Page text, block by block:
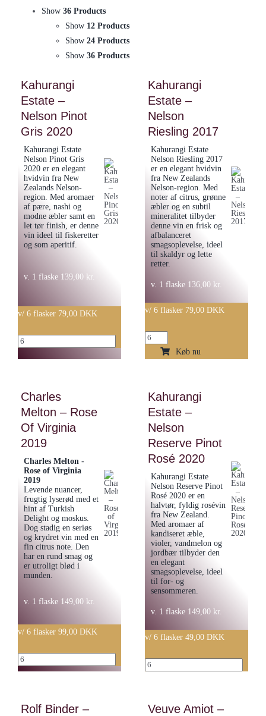
Show 36 Products
Show 12 Products
Show 24 Products
Show 36 Products
Kahurangi
Estate –
Nelson Pinot
Gris 2020
Kahurangi Estate
Nelson Pinot Gris
2020 er en elegant
hvidvin fra New
Zealands Nelson-
region. Med aromaer
af pære, nashi og
modne æbler samt en
let tør finish, er denne
vin ideel til fiskeretter
og som aperitif.
v. 1 flaske 139,00 kr.
v/ 6 flasker 79,00 DKK
Kahurangi
Pinot
Gris
2020
antal
Kahurangi
Estate –
Nelson
Riesling 2017
Kahurangi Estate
Nelson Riesling 2017
er en elegant hvidvin
fra New Zealands
Nelson-region. Med
noter af citrus, grønne
æbler og en subtil
mineralitet tilbyder
denne vin en frisk og
afbalanceret
smagsoplevelse, ideel
til skaldyr og lette
retter.
v. 1 flaske 136,00 kr.
v/ 6 flasker 79,00 DKK
Kahurangi
Estate
Riesling
2017
antal
Køb nu
Charles
Melton – Rose
Of Virginia
2019
Charles Melton -
Rose of Virginia
2019
Levende nuancer,
frugtig lyserød med et
hint af Turkish
Delight og moskus.
Dog stadig en seriøs
og krydret vin med en
fin citrus note. Den
har en rund smag og
er utroligt blød i
munden.
v. 1 flaske 149,00 kr.
v/ 6 flasker 99,00 DKK
Charles
Melton
Rose
Kahurangi
Estate –
Nelson
Reserve Pinot
Rosé 2020
Kahurangi Estate
Nelson Reserve Pinot
Rosé 2020 er en
halvtør, fyldig rosévin
fra New Zealand.
Med aromaer af
kandiseret æble,
violer, vandmelon og
jordbær tilbyder den
en elegant
smagsoplevelse, ideel
til for- og
sensommeren.
v. 1 flaske 149,00 kr.
v/ 6 flasker 49,00 DKK
Kahurangi
Nelson
Rolf Binder –
Veuve Amiot –